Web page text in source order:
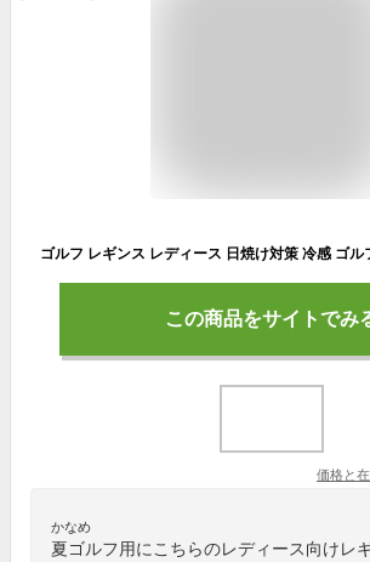
この商品をサイトでみ
価格と
かなめ
夏ゴルフ用にこちらのレディース向けレ